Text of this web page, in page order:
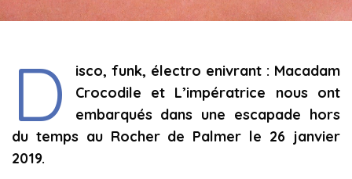
D
isco, funk, électro enivrant : Macadam
Crocodile et L’impératrice nous ont
embarqués dans une escapade hors
du temps au Rocher de Palmer le 26 janvier
2019.